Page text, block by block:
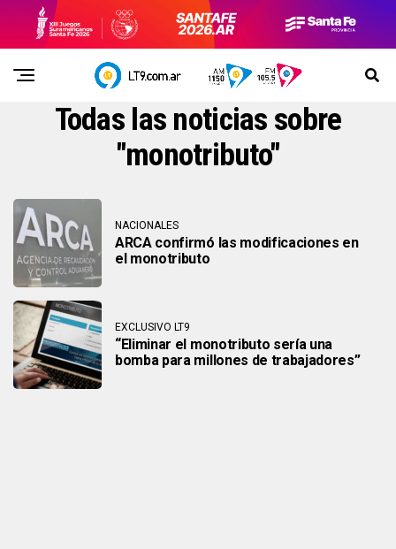
Todas las noticias sobre
"monotributo"
NACIONALES
ARCA confirmó las modificaciones en
el monotributo
EXCLUSIVO LT9
“Eliminar el monotributo sería una
bomba para millones de trabajadores”